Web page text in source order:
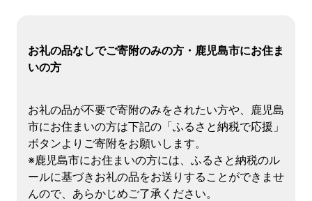
お礼の品なしでご寄附のみの方・鹿児島市にお住ま
いの方
お礼の品が不要で寄附のみをされたい方や、鹿児島
市にお住まいの方は下記の「ふるさと納税で応援」
ボタンよりご寄附をお願いします。
※鹿児島市にお住まいの方には、ふるさと納税のル
ールに基づきお礼の品をお送りすることができませ
んので、あらかじめご了承ください。